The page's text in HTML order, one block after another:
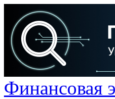
Финансовая